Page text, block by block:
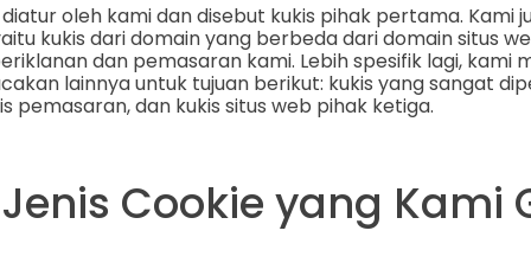
oleh kami dan disebut kukis pihak pertama. Kami
kukis dari domain yang berbeda dari domain situs
dan pemasaran kami. Lebih spesifik lagi, kami
lainnya untuk tujuan berikut: kukis yang sangat
pemasaran, dan kukis situs web pihak ketiga.
Cookie yang Kami